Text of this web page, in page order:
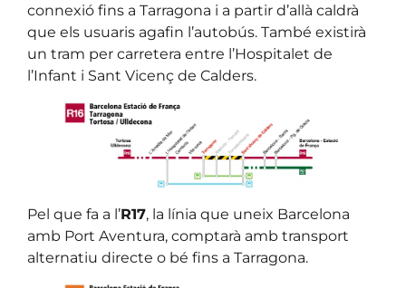
connexió fins a Tarragona i a partir d’allà caldrà
que els usuaris agafin l’autobús. També existirà
un tram per carretera entre l’Hospitalet de
l’Infant i Sant Vicenç de Calders.
Pel que fa a l’R17, la línia que uneix Barcelona
amb Port Aventura, comptarà amb transport
alternatiu directe o bé fins a Tarragona.